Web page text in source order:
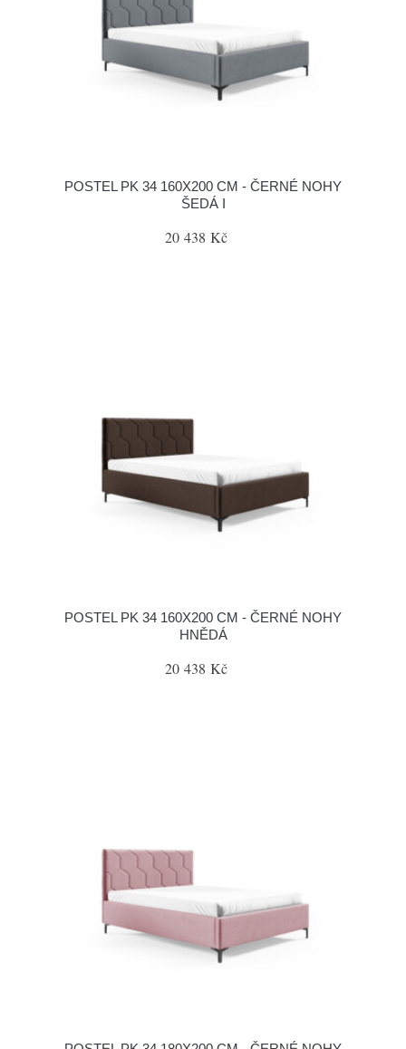
POSTEL PK 34 160X200 CM - ČERNÉ NOHY
ŠEDÁ I
20 438 Kč
POSTEL PK 34 160X200 CM - ČERNÉ NOHY
HNĚDÁ
20 438 Kč